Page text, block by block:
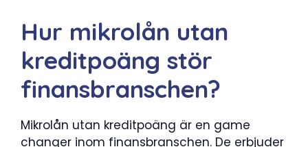
Hur mikrolån utan
kreditpoäng stör
finansbranschen?
Mikrolån utan kreditpoäng är en game
changer inom finansbranschen. De erbjuder